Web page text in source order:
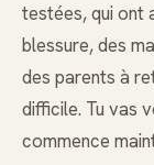
testées, qui ont
blessure, des
des parents à
difficile. Tu vas
commence